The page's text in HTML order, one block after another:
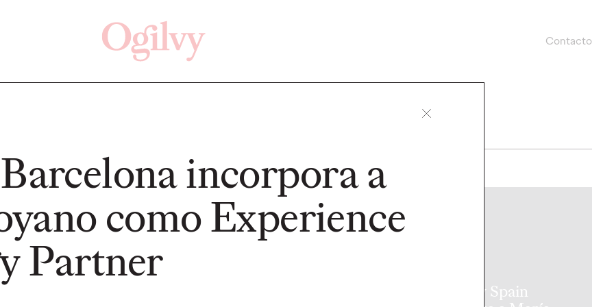
Contacto
incorpora a
como Experience
Partner
Click here
PRESS PRESS
Ogilvy Spain